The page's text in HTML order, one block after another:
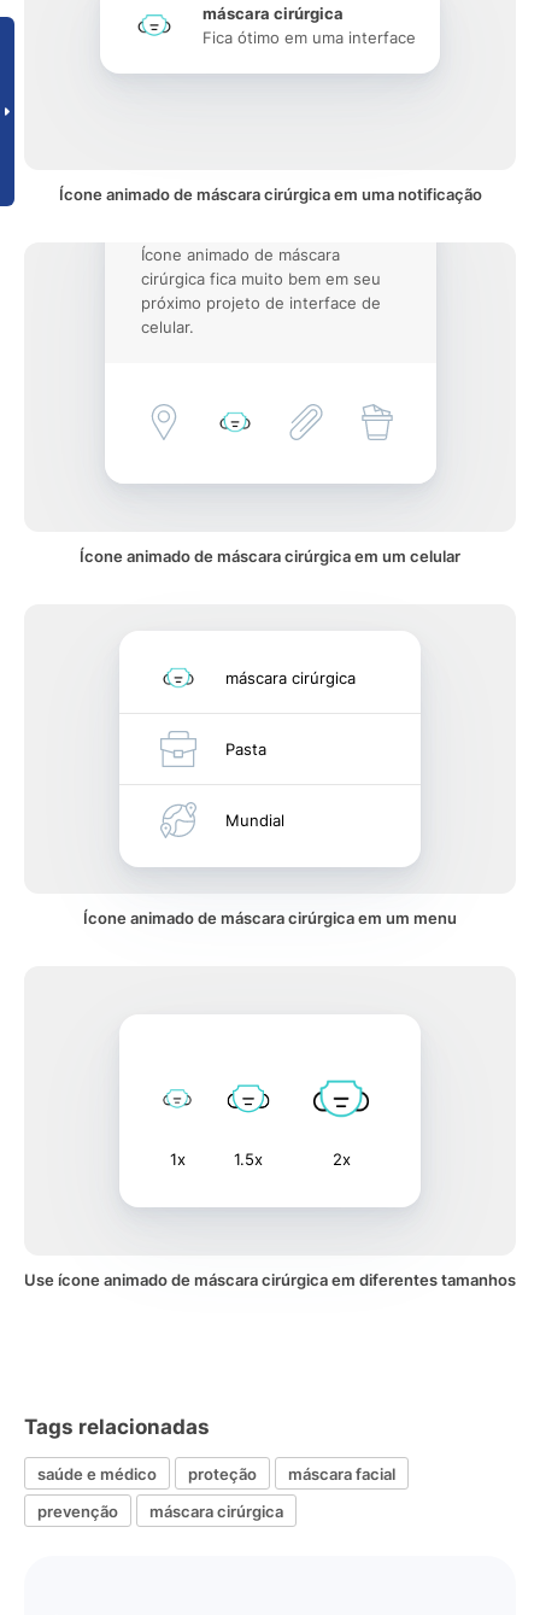
máscara cirúrgica
Fica ótimo em uma interface
Ícone animado de máscara cirúrgica em uma notificação
Ícone animado de máscara
cirúrgica fica muito bem em seu
próximo projeto de interface de
celular.
Ícone animado de máscara cirúrgica em um celular
máscara cirúrgica
Pasta
Mundial
Ícone animado de máscara cirúrgica em um menu
1x 1.5x 2x
Use ícone animado de máscara cirúrgica em diferentes tamanhos
Tags relacionadas
saúde e médico proteção
máscara facial
prevenção
máscara cirúrgica